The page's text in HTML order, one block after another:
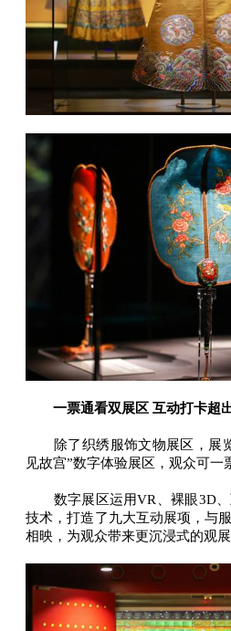
一票通看双展区 互动打卡超
除了织绣服饰文物展区，展
见故宫”数字体验展区，观众可一
数字展区运用VR、裸眼3D、
技术，打造了九大互动展项，与
相映，为观众带来更沉浸式的观